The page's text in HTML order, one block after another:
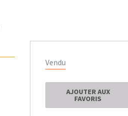
Vendu
AJOUTER AUX
FAVORIS